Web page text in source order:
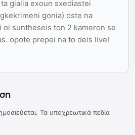
gialia exoun sxediastei
gonia) oste na
oi suntheseis ton 2 kameron se
opote prepei na to deis live!
Τα υποχρεωτικά πεδία